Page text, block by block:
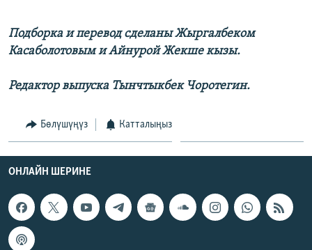
Подборка и перевод сделаны Жыргалбеком
Касаболотовым и Айнурой Жекше кызы.
Редактор выпуска Тынчтыкбек Чоротегин.
Бөлүшүңүз Катталыңыз
ОНЛАЙН ШЕРИНЕ